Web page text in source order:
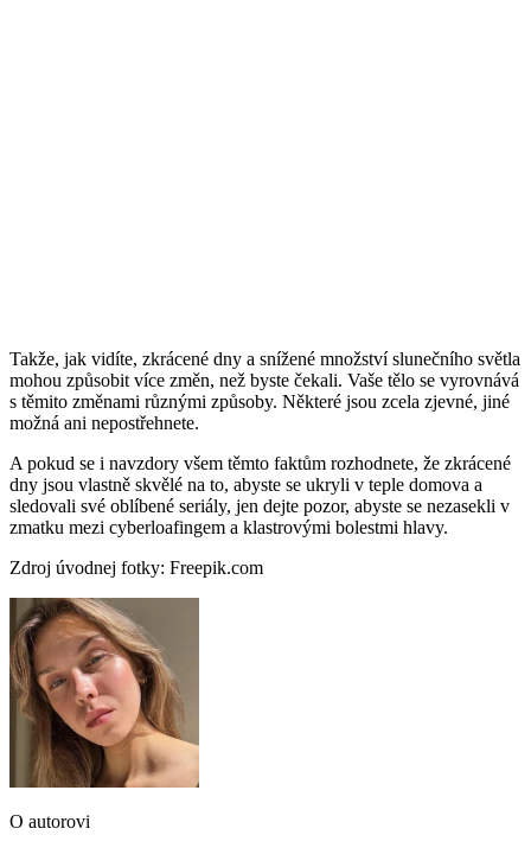
Takže, jak vidíte, zkrácené dny a snížené množství slunečního světla
mohou způsobit více změn, než byste čekali. Vaše tělo se vyrovnává
s těmito změnami různými způsoby. Některé jsou zcela zjevné, jiné
možná ani nepostřehnete.
A pokud se i navzdory všem těmto faktům rozhodnete, že zkrácené
dny jsou vlastně skvělé na to, abyste se ukryli v teple domova a
sledovali své oblíbené seriály, jen dejte pozor, abyste se nezasekli v
zmatku mezi cyberloafingem a klastrovými bolestmi hlavy.
Zdroj úvodnej fotky: Freepik.com
O autorovi